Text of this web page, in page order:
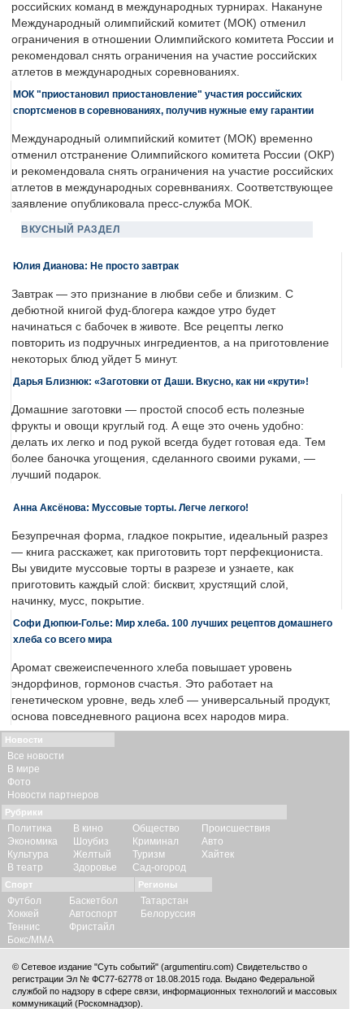
российских команд в международных турнирах. Накануне
Международный олимпийский комитет (МОК) отменил
ограничения в отношении Олимпийского комитета России и
рекомендовал снять ограничения на участие российских
атлетов в международных соревнованиях.
МОК "приостановил приостановление" участия российских
спортсменов в соревнованиях, получив нужные ему гарантии
Международный олимпийский комитет (МОК) временно
отменил отстранение Олимпийского комитета России (ОКР)
и рекомендовала снять ограничения на участие российских
атлетов в международных соревнваниях. Соответствующее
заявление опубликовала пресс-служба МОК.
ВКУСНЫЙ РАЗДЕЛ
Юлия Дианова: Не просто завтрак
Завтрак — это признание в любви себе и близким. С
дебютной книгой фуд-блогера каждое утро будет
начинаться с бабочек в животе. Все рецепты легко
повторить из подручных ингредиентов, а на приготовление
некоторых блюд уйдет 5 минут.
Дарья Близнюк: «Заготовки от Даши. Вкусно, как ни «крути»!
Домашние заготовки — простой способ есть полезные
фрукты и овощи круглый год. А еще это очень удобно:
делать их легко и под рукой всегда будет готовая еда. Тем
более баночка угощения, сделанного своими руками, —
лучший подарок.
Анна Аксёнова: Муссовые торты. Легче легкого!
Безупречная форма, гладкое покрытие, идеальный разрез
— книга расскажет, как приготовить торт перфекциониста.
Вы увидите муссовые торты в разрезе и узнаете, как
приготовить каждый слой: бисквит, хрустящий слой,
начинку, мусс, покрытие.
Софи Дюпюи-Голье: Мир хлеба. 100 лучших рецептов домашнего
хлеба со всего мира
Аромат свежеиспеченного хлеба повышает уровень
эндорфинов, гормонов счастья. Это работает на
генетическом уровне, ведь хлеб — универсальный продукт,
основа повседневного рациона всех народов мира.
Новости
Все новости
В мире
Фото
Новости партнеров
Рубрики
Политика
Экономика
Культура
В театр
В кино
Шоубиз
Желтый
Здоровье
Общество
Криминал
Туризм
Сад-огород
Происшествия
Авто
Хайтек
Спорт
Футбол
Хоккей
Теннис
Бокс/ММА
Баскетбол
Автоспорт
Фристайл
Регионы
Татарстан
Белоруссия
© Сетевое издание "Суть событий" (argumentiru.com) Свидетельство о
регистрации Эл № ФС77-62778 от 18.08.2015 года. Выдано Федеральной
службой по надзору в сфере связи, информационных технологий и массовых
коммуникаций (Роскомнадзор).